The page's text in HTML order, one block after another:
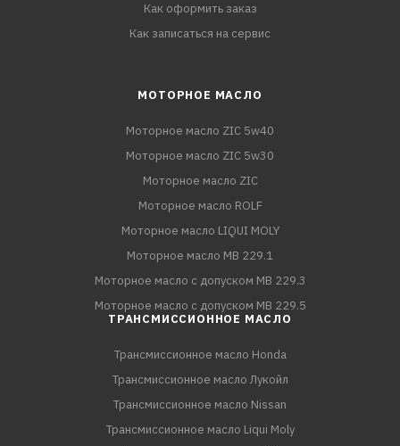
Как оформить заказ
Как записаться на сервис
МОТОРНОЕ МАСЛО
Моторное масло ZIC 5w40
Моторное масло ZIC 5w30
Моторное масло ZIC
Моторное масло ROLF
Моторное масло LIQUI MOLY
Моторное масло MB 229.1
Моторное масло с допуском MB 229.3
Моторное масло с допуском MB 229.5
ТРАНСМИССИОННОЕ МАСЛО
Трансмиссионное масло Honda
Трансмиссионное масло Лукойл
Трансмиссионное масло Nissan
Трансмиссионное масло Liqui Moly